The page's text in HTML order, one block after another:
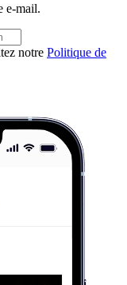
e-mail.
notre Politique de